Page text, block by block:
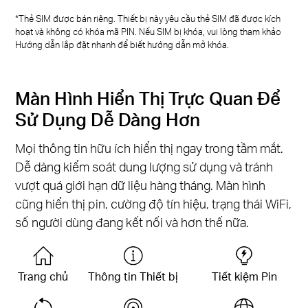
*Thẻ SIM được bán riêng. Thiết bị này yêu cầu thẻ SIM đã được kích
hoạt và không có khóa mã PIN. Nếu SIM bị khóa, vui lòng tham khảo
Hướng dẫn lắp đặt nhanh để biết hướng dẫn mở khóa.
Màn Hình Hiển Thị Trực Quan Để
Sử Dụng Dễ Dàng Hơn
Mọi thông tin hữu ích hiển thị ngay trong tầm mắt.
Dễ dàng kiểm soát dung lượng sử dụng và tránh
vượt quá giới hạn dữ liệu hàng tháng. Màn hình
cũng hiển thị pin, cường độ tín hiệu, trạng thái WiFi,
số người dùng đang kết nối và hơn thế nữa.
Trang chủ Thông tin Thiết bị Tiết kiệm Pin